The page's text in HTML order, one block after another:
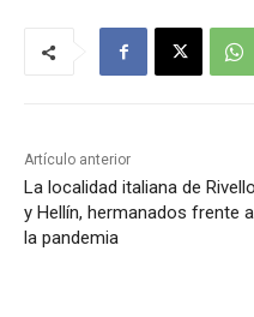
Artículo anterior
La localidad italiana de Rivello
y Hellín, hermanados frente a
la pandemia